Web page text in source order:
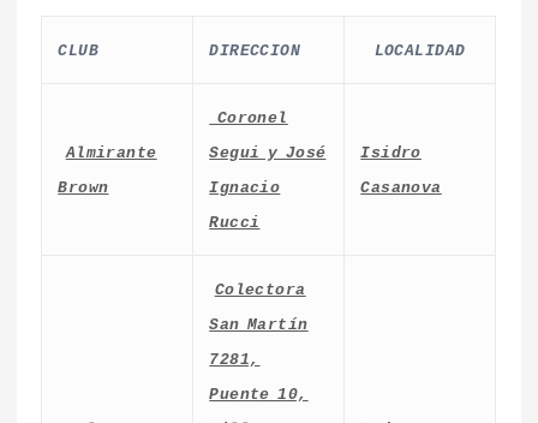
CLUB DIRECCION LOCALIDAD
Almirante
Brown
Coronel
Segui y José
Ignacio
Rucci
Isidro
Casanova
Colectora
San Martín
7281,
Puente 10,